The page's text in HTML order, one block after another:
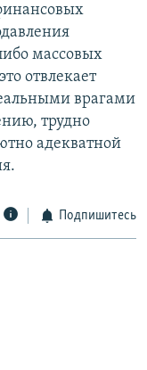
массовых
отвлекает
врагами
трудно
адекватной
Подпишитесь